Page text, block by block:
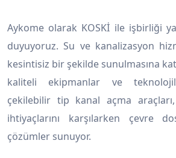
Aykome olarak KOSKİ ile işbirliği
duyuyoruz. Su ve kanalizasyon
kesintisiz bir şekilde sunulmasına
kaliteli ekipmanlar ve
çekilebilir tip kanal açma araçları,
ihtiyaçlarını karşılarken çevre
çözümler sunuyor.